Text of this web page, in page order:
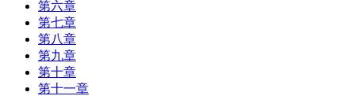
第六章
第七章
第八章
第九章
第十章
第十一章